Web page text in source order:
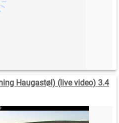
Haugastøl) (live video) 3.4